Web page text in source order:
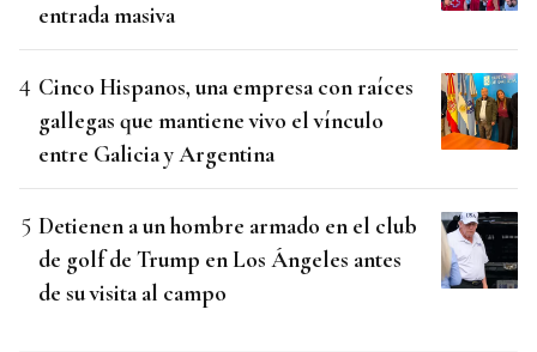
entrada masiva
Cinco Hispanos, una empresa con raíces
gallegas que mantiene vivo el vínculo
entre Galicia y Argentina
Detienen a un hombre armado en el club
de golf de Trump en Los Ángeles antes
de su visita al campo